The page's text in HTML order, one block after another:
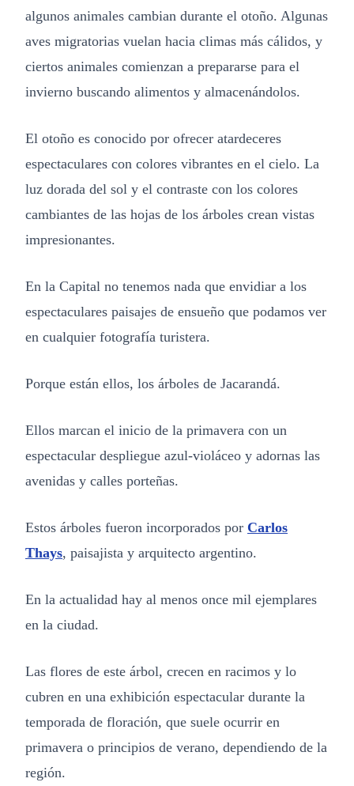
algunos animales cambian durante el otoño. Algunas
aves migratorias vuelan hacia climas más cálidos, y
ciertos animales comienzan a prepararse para el
invierno buscando alimentos y almacenándolos.
El otoño es conocido por ofrecer atardeceres
espectaculares con colores vibrantes en el cielo. La
luz dorada del sol y el contraste con los colores
cambiantes de las hojas de los árboles crean vistas
impresionantes.
En la Capital no tenemos nada que envidiar a los
espectaculares paisajes de ensueño que podamos ver
en cualquier fotografía turistera.
Porque están ellos, los árboles de Jacarandá.
Ellos marcan el inicio de la primavera con un
espectacular despliegue azul-violáceo y adornas las
avenidas y calles porteñas.
Estos árboles fueron incorporados por Carlos
Thays, paisajista y arquitecto argentino.
En la actualidad hay al menos once mil ejemplares
en la ciudad.
Las flores de este árbol, crecen en racimos y lo
cubren en una exhibición espectacular durante la
temporada de floración, que suele ocurrir en
primavera o principios de verano, dependiendo de la
región.